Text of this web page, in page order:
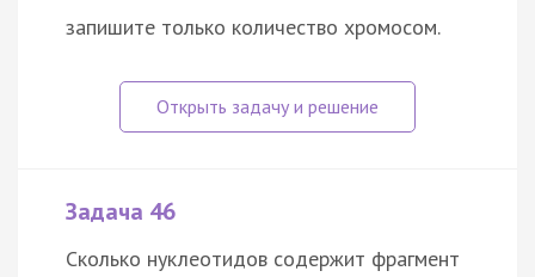
запишите только количество хромосом.
Задача 46
Сколько нуклеотидов содержит фрагмент